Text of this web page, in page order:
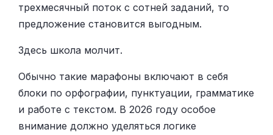
трехмесячный поток с сотней заданий, то
предложение становится выгодным.
Здесь школа молчит.
Обычно такие марафоны включают в себя
блоки по орфографии, пунктуации, грамматике
и работе с текстом. В 2026 году особое
внимание должно уделяться логике